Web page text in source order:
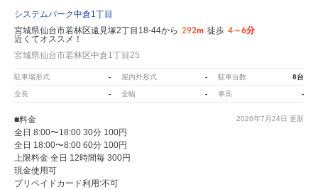
システムパーク中倉1丁目
宮城県仙台市若林区遠見塚2丁目18-44から 292m 徒歩 4～6分
近くてオススメ！
宮城県仙台市若林区中倉1丁目25
駐車場形式 - 屋内外形式 - 駐車台数 8台
全長 - 全幅 - 車高 -
2026年7月24日 更新
■料金
全日 8:00〜18:00 30分 100円
全日 18:00〜8:00 60分 100円
上限料金 全日 12時間毎 300円
現金使用可
プリペイドカード利用:不可